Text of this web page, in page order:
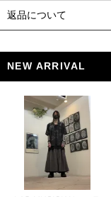
返品について
NEW ARRIVAL